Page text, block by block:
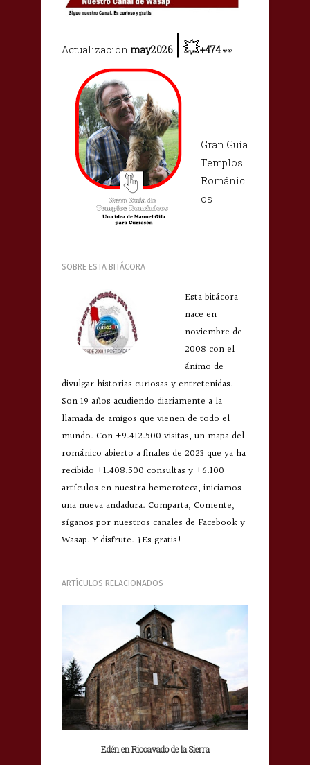
Actualización may2026 |💥+474👀
Gran Guía
Templos
Románic
os
SOBRE ESTA BITÁCORA
Esta bitácora
nace en
noviembre de
2008 con el
ánimo de
divulgar historias curiosas y entretenidas.
Son 19 años acudiendo diariamente a la
llamada de amigos que vienen de todo el
mundo. Con +9.412.500 visitas, un mapa del
románico abierto a finales de 2023 que ya ha
recibido +1.408.500 consultas y +6.100
artículos en nuestra hemeroteca, iniciamos
una nueva andadura. Comparta, Comente,
síganos por nuestros canales de Facebook y
Wasap. Y disfrute. ¡Es gratis!
ARTÍCULOS RELACIONADOS
Edén en Riocavado de la Sierra